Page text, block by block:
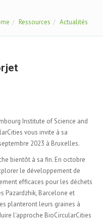
Ressources Actualités
Institute of Science and
vous invite à sa
2023 à Bruxelles.
bientôt à sa fin. En octobre
le développement de
efficaces pour les déchets
Pazardzhik, Barcelone et
planteront leurs graines à
l'approche BioCircularCities